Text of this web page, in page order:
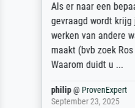
Als er naar een
gevraagd wordt krijg
werken van andere
maakt (bvb zoek
Waarom duidt u ...
philip@ ProvenExpert
September 23, 2025